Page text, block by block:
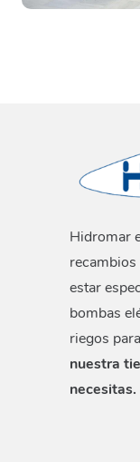
Hidromar
estar
bombas
riegos
nuestra
necesitas.